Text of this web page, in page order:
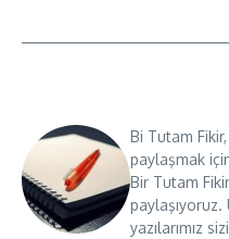
Bi Tutam
paylaşmak
Bir Tutam
paylaşıyoruz.
yazılarımız